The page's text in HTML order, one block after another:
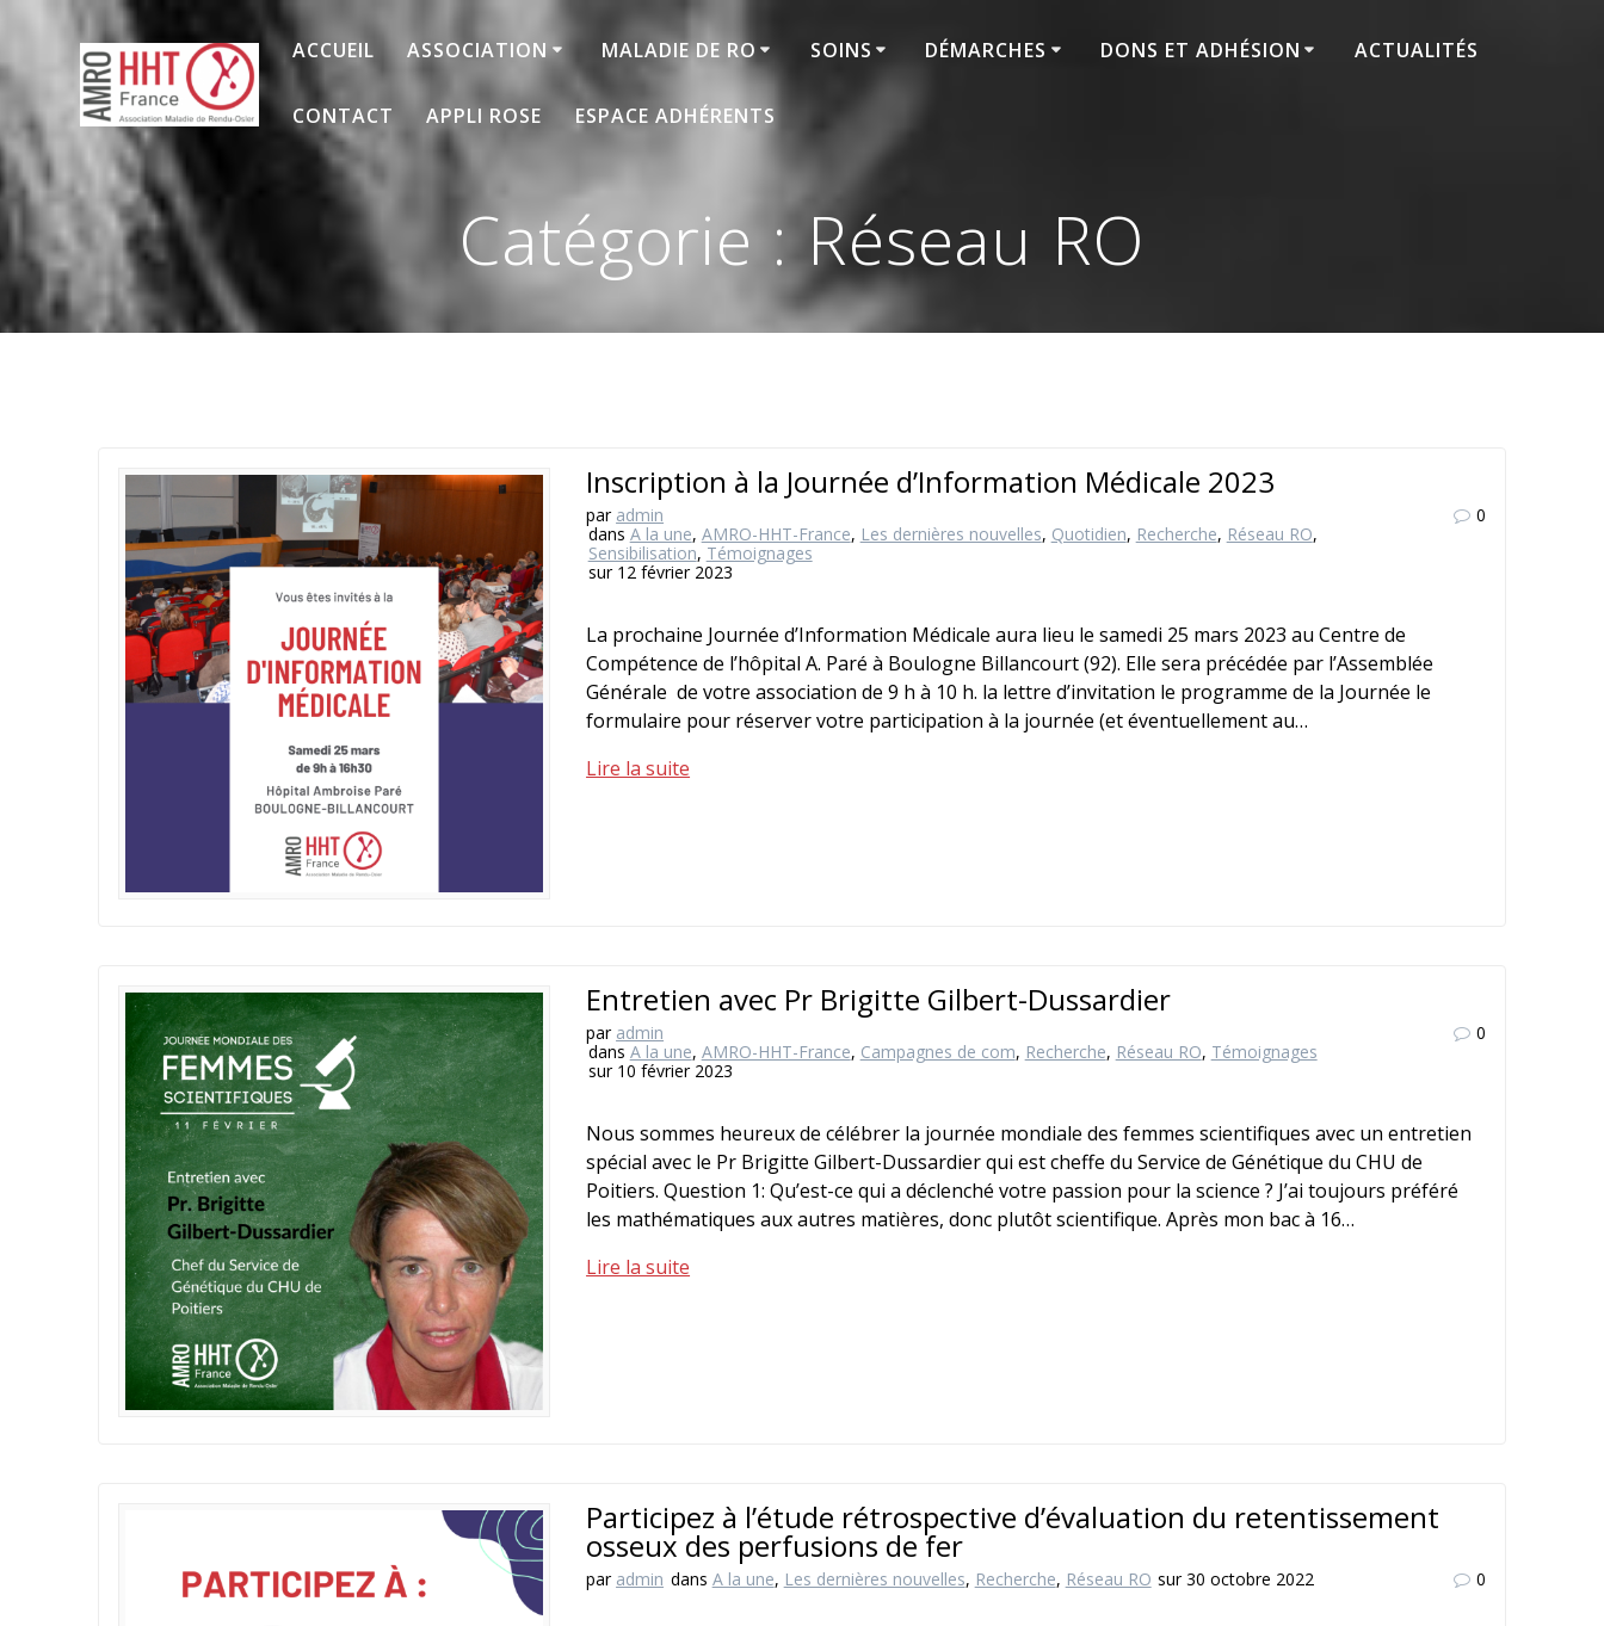
contenu
ACCUEIL ASSOCIATION MALADIE DE RO SOINS DÉMARCHES DONS ET ADHÉSION ACTUALITÉS
CONTACT APPLI ROSE ESPACE ADHÉRENTS
Catégorie : Réseau RO
Inscription à la Journée d’Information Médicale 2023
par admin
dans A la une, AMRO-HHT-France, Les dernières nouvelles, Quotidien, Recherche, Réseau RO,
Sensibilisation, Témoignages
sur 12 février 2023
0
La prochaine Journée d’Information Médicale aura lieu le samedi 25 mars 2023 au Centre de
Compétence de l’hôpital A. Paré à Boulogne Billancourt (92). Elle sera précédée par l’Assemblée
Générale de votre association de 9 h à 10 h. la lettre d’invitation le programme de la Journée le
formulaire pour réserver votre participation à la journée (et éventuellement au…
Lire la suite
Entretien avec Pr Brigitte Gilbert-Dussardier
par admin
dans A la une, AMRO-HHT-France, Campagnes de com, Recherche, Réseau RO, Témoignages
sur 10 février 2023
0
Nous sommes heureux de célébrer la journée mondiale des femmes scientifiques avec un entretien
spécial avec le Pr Brigitte Gilbert-Dussardier qui est cheffe du Service de Génétique du CHU de
Poitiers. Question 1: Qu’est-ce qui a déclenché votre passion pour la science ? J’ai toujours préféré
les mathématiques aux autres matières, donc plutôt scientifique. Après mon bac à 16…
Lire la suite
Participez à l’étude rétrospective d’évaluation du retentissement
osseux des perfusions de fer
par admin dans A la une, Les dernières nouvelles, Recherche, Réseau RO sur 30 octobre 2022 0